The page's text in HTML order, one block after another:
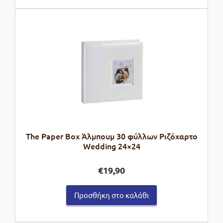
The Paper Box Άλμπουμ 30 φύλλων Ριζόχαρτο
Wedding 24×24
€19,90
Προσθήκη στο καλάθι